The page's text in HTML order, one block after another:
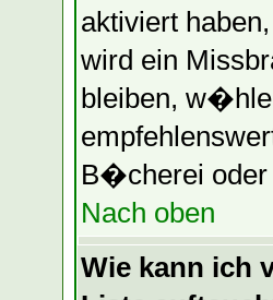
aktiviert
wird ein
bleiben,
B�cherei
Nach oben
Wie kann ich